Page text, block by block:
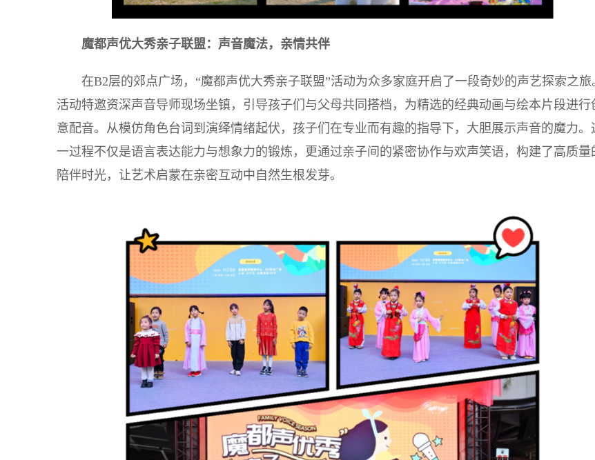
魔都声优大秀亲子联盟：声音魔法，亲情共伴
在B2层的郊点广场，“魔都声优大秀亲子联盟”活动为众多家庭开启了一段奇妙的声艺探索之旅
活动特邀资深声音导师现场坐镇，引导孩子们与父母共同搭档，为精选的经典动画与绘本片段进行
意配音。从模仿角色台词到演绎情绪起伏，孩子们在专业而有趣的指导下，大胆展示声音的魔力。
一过程不仅是语言表达能力与想象力的锻炼，更通过亲子间的紧密协作与欢声笑语，构建了高质量
陪伴时光，让艺术启蒙在亲密互动中自然生根发芽。